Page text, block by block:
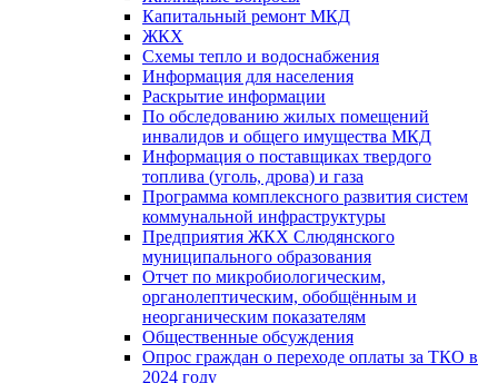
Капитальный ремонт МКД
ЖКХ
Схемы тепло и водоснабжения
Информация для населения
Раскрытие информации
По обследованию жилых помещений
инвалидов и общего имущества МКД
Информация о поставщиках твердого
топлива (уголь, дрова) и газа
Программа комплексного развития систем
коммунальной инфраструктуры
Предприятия ЖКХ Слюдянского
муниципального образования
Отчет по микробиологическим,
органолептическим, обобщённым и
неорганическим показателям
Общественные обсуждения
Опрос граждан о переходе оплаты за ТКО в
2024 году